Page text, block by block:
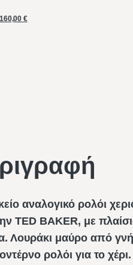
160,00 €
αναλογικό ρολόι
TED BAKER, με
Λουράκι μαύρο από
ρολόι για το